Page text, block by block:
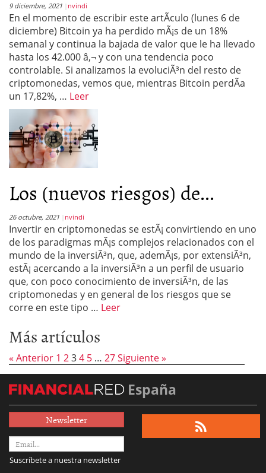
9 diciembre, 2021 nvindi
En el momento de escribir este artÃ­culo (lunes 6 de
diciembre) Bitcoin ya ha perdido mÃ¡s de un 18%
semanal y continua la bajada de valor que le ha llevado
hasta los 42.000 â‚¬ y con una tendencia poco
controlable. Si analizamos la evoluciÃ³n del resto de
criptomonedas, vemos que, mientras Bitcoin perdÃ­a
un 17,82%, … Leer
Los (nuevos riesgos) de...
26 octubre, 2021 nvindi
Invertir en criptomonedas se estÃ¡ convirtiendo en uno
de los paradigmas mÃ¡s complejos relacionados con el
mundo de la inversiÃ³n, que, ademÃ¡s, por extensiÃ³n,
estÃ¡ acercando a la inversiÃ³n a un perfil de usuario
que, con poco conocimiento de inversiÃ³n, de las
criptomonedas y en general de los riesgos que se
corre en este tipo … Leer
Más artículos
« Anterior 1 234 5 … 27Siguiente »
España
Newsletter
Suscríbete a nuestra newsletter